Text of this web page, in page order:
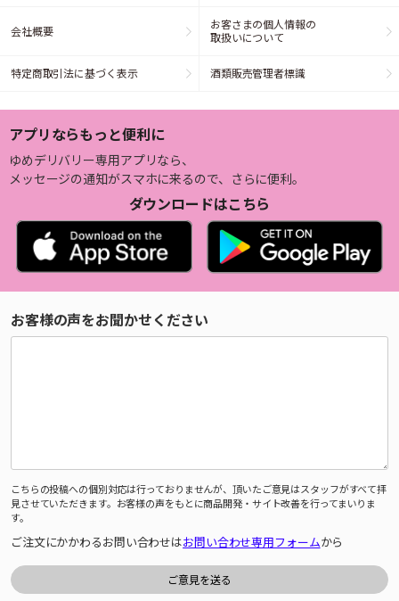
会社概要
お客さまの個人情報の
取扱いについて
特定商取引法に基づく表示 酒類販売管理者標識
アプリならもっと便利に
ゆめデリバリー専用アプリなら、
メッセージの通知がスマホに来るので、さらに便利。
ダウンロードはこちら
お客様の声をお聞かせください
こちらの投稿への個別対応は行っておりませんが、頂いたご意見はスタッフがすべて拝
見させていただきます。お客様の声をもとに商品開発・サイト改善を行ってまいりま
す。
ご注文にかかわるお問い合わせはお問い合わせ専用フォームから